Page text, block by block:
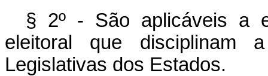
§ 2º - São aplicáveis a
eleitoral que disciplinam
Legislativas dos Estados.